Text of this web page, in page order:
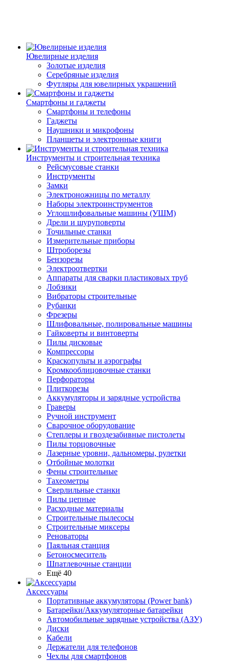
Ювелирные изделия
Золотые изделия
Серебряные изделия
Футляры для ювелирных украшений
Смартфоны и гаджеты
Смартфоны и телефоны
Гаджеты
Наушники и микрофоны
Планшеты и электронные книги
Инструменты и строительная техника
Рейсмусовые станки
Инструменты
Замки
Электроножницы по металлу
Наборы электроинструментов
Углошлифовальные машины (УШМ)
Дрели и шуруповерты
Точильные станки
Измерительные приборы
Штроборезы
Бензорезы
Электроотвертки
Аппараты для сварки пластиковых труб
Лобзики
Вибраторы строительные
Рубанки
Фрезеры
Шлифовальные, полировальные машины
Гайковерты и винтоверты
Пилы дисковые
Компрессоры
Краскопульты и аэрографы
Кромкооблицовочные станки
Перфораторы
Плиткорезы
Аккумуляторы и зарядные устройства
Граверы
Ручной инструмент
Сварочное оборудование
Степлеры и гвоздезабивные пистолеты
Пилы торцовочные
Лазерные уровни, дальномеры, рулетки
Отбойные молотки
Фены строительные
Тахеометры
Сверлильные станки
Пилы цепные
Расходные материалы
Строительные пылесосы
Строительные миксеры
Реноваторы
Паяльная станция
Бетоносмеситель
Шпатлевочные станции
Ещё 40
Аксессуары
Портативные аккумуляторы (Power bank)
Батарейки/Аккумуляторные батарейки
Автомобильные зарядные устройства (АЗУ)
Диски
Кабели
Держатели для телефонов
Чехлы для смартфонов